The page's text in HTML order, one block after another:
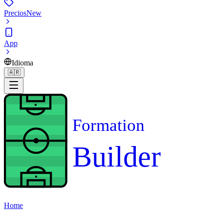
PreciosNew
App
Idioma
🇦🇷
Formation
Builder
Home